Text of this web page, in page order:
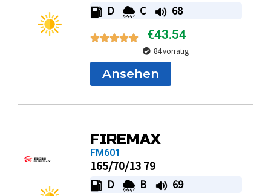
D C 68
€43.54
84 vorrätig
Ansehen
FIREMAX
FM601
165/70/13 79
D B 69